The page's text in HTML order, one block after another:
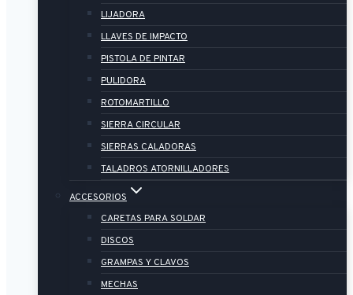
LIJADORA
LLAVES DE IMPACTO
PISTOLA DE PINTAR
PULIDORA
ROTOMARTILLO
SIERRA CIRCULAR
SIERRAS CALADORAS
TALADROS ATORNILLADORES
ACCESORIOS
CARETAS PARA SOLDAR
DISCOS
GRAMPAS Y CLAVOS
MECHAS